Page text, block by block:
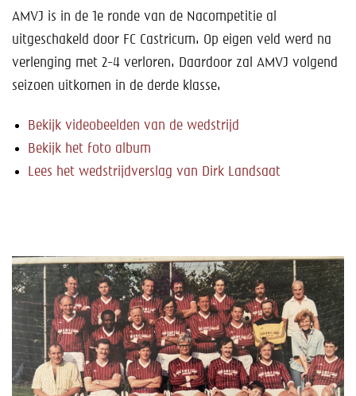
Contact
AMVJ is in de 1e ronde van de Nacompetitie al
uitgeschakeld door FC Castricum. Op eigen veld werd na
verlenging met 2-4 verloren. Daardoor zal AMVJ volgend
seizoen uitkomen in de derde klasse.
Bekijk videobeelden van de wedstrijd
Bekijk het foto album
Lees het wedstrijdverslag van Dirk Landsaat